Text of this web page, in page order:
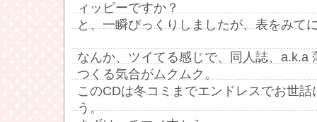
ィッピーですか？
と、一瞬びっくりしましたが、表をみて
なんか、ツイてる感じで、同人誌、a.k.a
つくる気合がムクムク。
このCDは冬コミまでエンドレスでお世話
う。